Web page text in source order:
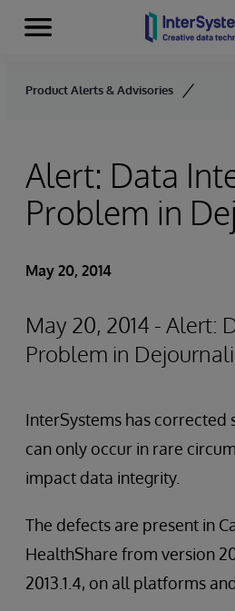
Skip to content
Menu
Product Alerts & Advisories
Alert: Data
Problem in
May 20, 2014
May 20, 2014 - Alert:
Problem in
InterSystems has corrected
can only occur in rare
impact data integrity.
The defects are present in
HealthShare from version
2013.1.4, on all platforms